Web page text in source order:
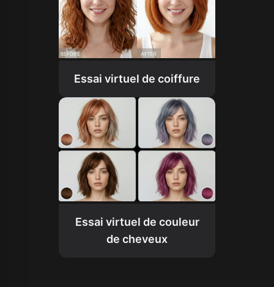
Essai virtuel de coiffure
Essai virtuel de couleur
de cheveux